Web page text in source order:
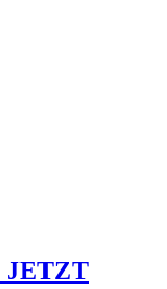
JETZT